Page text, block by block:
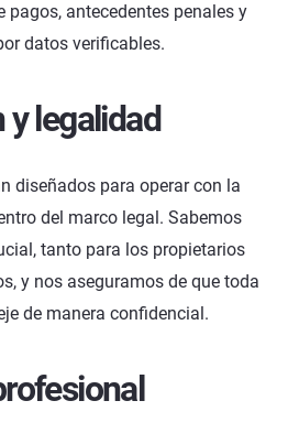
pagos, antecedentes penales y
datos verificables.
y legalidad
diseñados para operar con la
del marco legal. Sabemos
tanto para los propietarios
y nos aseguramos de que toda
de manera confidencial.